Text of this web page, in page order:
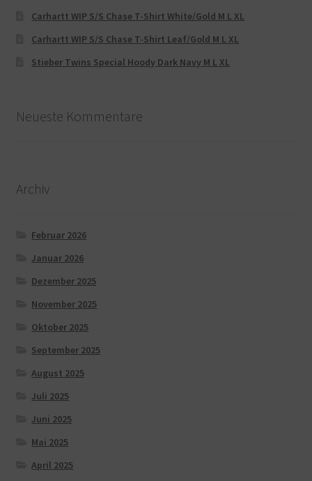
Carhartt WIP S/S Chase T-Shirt White/Gold M L XL
Carhartt WIP S/S Chase T-Shirt Leaf/Gold M L XL
Stieber Twins Special Hoody Dark Navy M L XL
Neueste Kommentare
Archiv
Februar 2026
Januar 2026
Dezember 2025
November 2025
Oktober 2025
September 2025
August 2025
Juli 2025
Juni 2025
Mai 2025
April 2025